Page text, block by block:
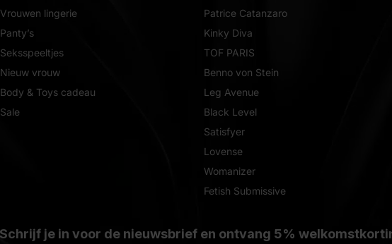
Vrouwen lingerie
Panty’s
Seksspeeltjes
Nieuw vrouw
Body & Toys cadeau
Sale
Patrice Catanzaro
Kinky Diva
TOF PARIS
Benno von Stein
Leg Avenue
Black Level
Satisfyer
Lovense
Womanizer
Fetish Submissive